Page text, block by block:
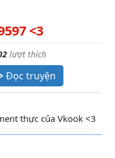
<3
lượt thích
Đọc truyện
thực của Vkook <3